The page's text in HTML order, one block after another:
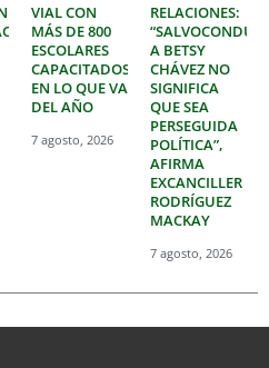
VIAL CON
MÁS DE 800
ESCOLARES
CAPACITADOS
EN LO QUE VA
DEL AÑO
7 agosto, 2026
RELACIONES:
A BETSY
CHÁVEZ NO
SIGNIFICA
QUE SEA
PERSEGUIDA
POLÍTICA”,
AFIRMA
EXCANCILLER
RODRÍGUEZ
MACKAY
7 agosto, 2026